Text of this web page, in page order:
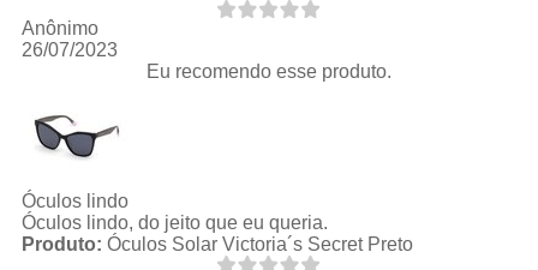
Anônimo
26/07/2023
Eu recomendo esse produto.
Óculos lindo
Óculos lindo, do jeito que eu queria.
Produto: Óculos Solar Victoria´s Secret Preto